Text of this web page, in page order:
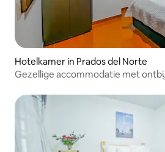
Hotelkamer in Prados del Norte
Gezellige accommodatie met